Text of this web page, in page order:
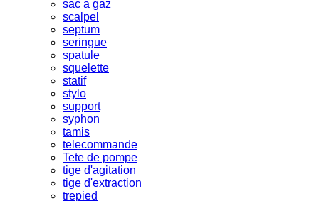
sac a gaz
scalpel
septum
seringue
spatule
squelette
statif
stylo
support
syphon
tamis
telecommande
Tete de pompe
tige d'agitation
tige d'extraction
trepied